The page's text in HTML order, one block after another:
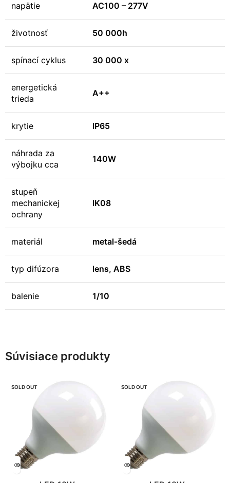
napätie AC100 – 277V
životnosť 50 000h
spínací cyklus 30 000 x
energetická
trieda
A++
krytie IP65
náhrada za
výbojku cca
140W
stupeň
mechanickej
ochrany
IK08
materiál metal-šedá
typ difúzora lens, ABS
balenie 1/10
Súvisiace produkty
SOLD OUT SOLD OUT